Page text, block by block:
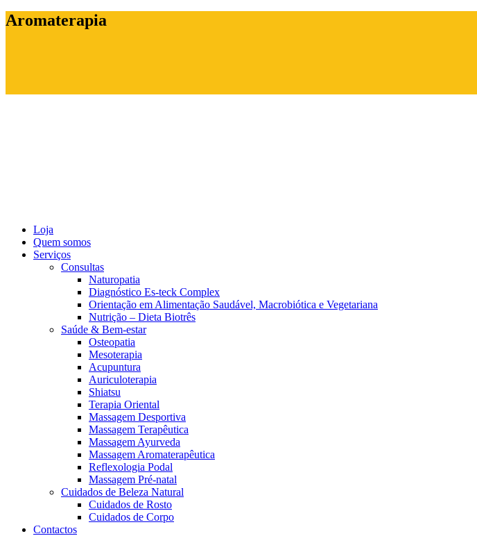
Aromaterapia
Loja
Quem somos
Serviços
Consultas
Naturopatia
Diagnóstico Es-teck Complex
Orientação em Alimentação Saudável, Macrobiótica e Vegetariana
Nutrição – Dieta Biotrês
Saúde & Bem-estar
Osteopatia
Mesoterapia
Acupuntura
Auriculoterapia
Shiatsu
Terapia Oriental
Massagem Desportiva
Massagem Terapêutica
Massagem Ayurveda
Massagem Aromaterapêutica
Reflexologia Podal
Massagem Pré-natal
Cuidados de Beleza Natural
Cuidados de Rosto
Cuidados de Corpo
Contactos